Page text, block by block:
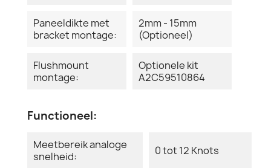
Paneeldikte met
bracket montage:
2mm - 15mm
(Optioneel)
Flushmount
montage:
Optionele kit
A2C59510864
Functioneel:
Meetbereik analoge
snelheid:
0 tot 12 Knots